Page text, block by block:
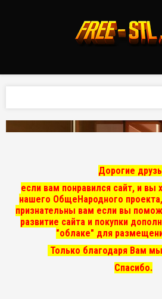
Дорогие
если вам понравился сайт, и вы
нашего ОбщеНародного
признательны вам если вы
развитие сайта и покупки
"облаке" для
Только благодаря Вам
Спасибо.